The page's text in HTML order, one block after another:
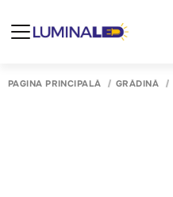
PAGINA PRINCIPALĂ GRĂDINĂ